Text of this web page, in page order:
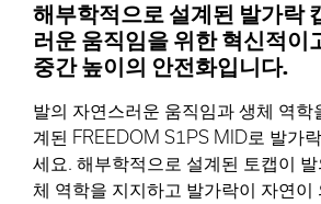
해부학적으로 설계된 발가락
러운 움직임을 위한 혁신적이
중간 높이의 안전화입니다.
발의 자연스러운 움직임과 생체 역학
계된 FREEDOM S1PS MID로 발가
세요. 해부학적으로 설계된 토캡이
체 역학을 지지하고 발가락이 자연이